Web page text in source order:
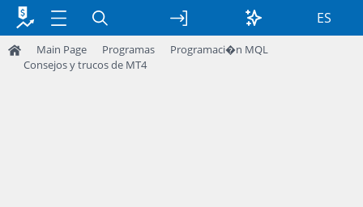
ES
Main Page Programas
Programaci�n MQL
Consejos y trucos de MT4